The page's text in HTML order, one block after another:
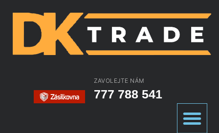
ZAVOLEJTE NÁM
777 788 541